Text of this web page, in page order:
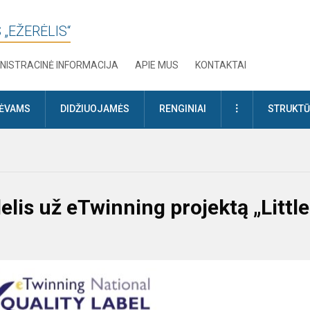
INFORMACIJA APIE MUS KONTAKTAI
DIDŽIUOJAMĖS RENGINIAI DAUGIAU
už eTwinning projektą „Little